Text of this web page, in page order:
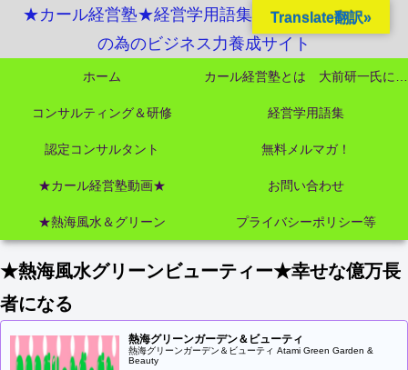
★カール経営塾★経営学用語集起業独立成功MBA
の為のビジネス力養成サイト
ホーム
コンサルティング＆研修 経営学用語集
認定コンサルタント 無料メルマガ！
★カール経営塾動画★ お問い合わせ
★熱海風水＆グリーン プライバシーポリシー等
★熱海風水グリーンビューティー★幸せな億万長
者になる
熱海グリーンガーデン＆ビューティ
熱海グリーンガーデン＆ビューティ Atami Green Garden &
Beauty
Translate翻訳»